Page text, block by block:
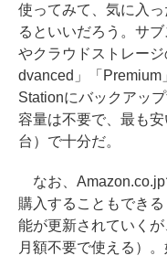
使ってみて、気に入
るといいだろう。サ
やクラウドストレー
dvanced」「
Stationにバックアッ
容量は不要で、最も
台）で十分だ。
なお、Amazon.co.jp
購入することもでき
能が更新されていく
月額不要で使える）